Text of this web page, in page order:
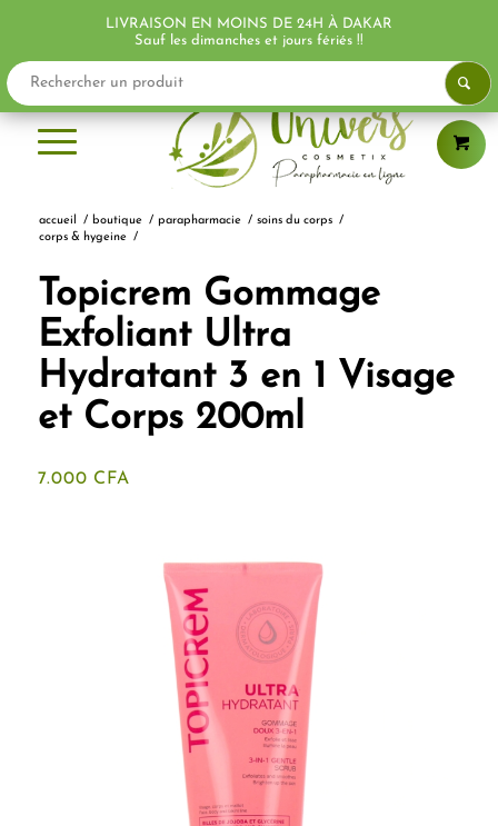
accueil / boutique / parapharmacie / soins du corps /
corps & hygeine
/
Topicrem Gommage
Exfoliant Ultra
Hydratant 3 en 1 Visage
et Corps 200ml
7.000 CFA
LIVRAISON EN MOINS DE 24H À DAKAR
Sauf les dimanches et jours fériés !!